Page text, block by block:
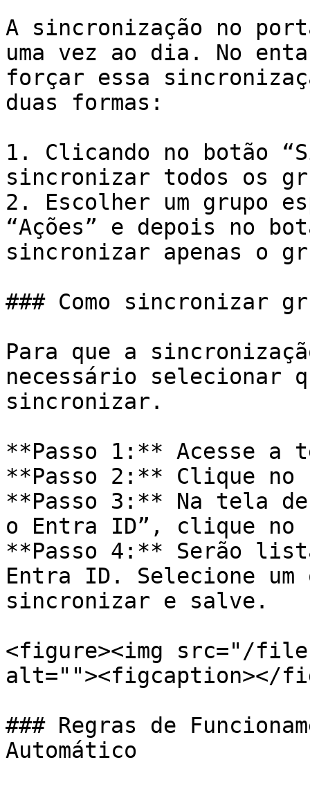
A sincronização no
uma vez ao dia. No
forçar essa
duas formas:
1. Clicando no botão
sincronizar todos os
2. Escolher um grupo
“Ações” e depois no
sincronizar apenas o
### Como sincronizar
Para que a
necessário selecionar
sincronizar.
**Passo 1:** Acesse a
**Passo 2:** Clique no
**Passo 3:** Na tela de
o Entra ID”, clique no
**Passo 4:** Serão
Entra ID. Selecione um
sincronizar e salve.
<figure><img src="/files/
alt=""><figcaption></
### Regras de
Automático